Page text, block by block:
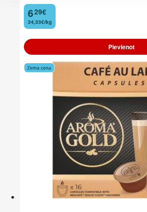
6
. 29€
34,33€/kg
Pievienot